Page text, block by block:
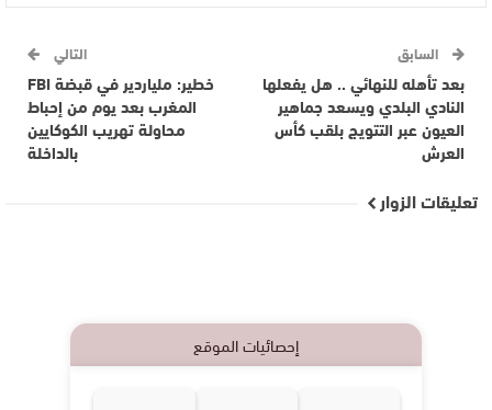
السابق
بعد تأهله للنهائي .. هل يفعلها
النادي البلدي ويسعد جماهير
العيون عبر التتويج بلقب كأس
العرش
التالي
خطير: ملياردير في قبضة FBI
المغرب بعد يوم من إحباط
محاولة تهريب الكوكايين
بالداخلة
تعليقات الزوار
إحصائيات الموقع